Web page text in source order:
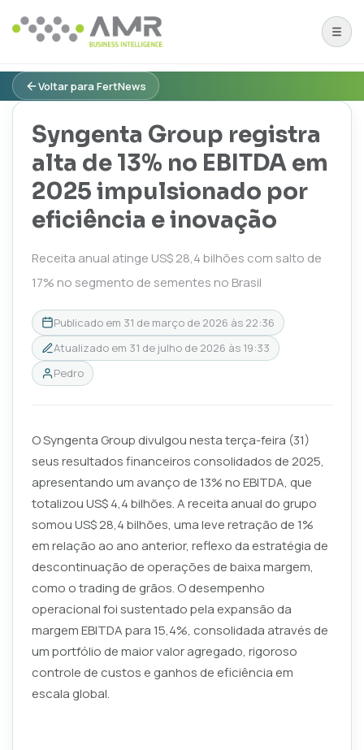
Voltar para FertNews
Syngenta Group registra
alta de 13% no EBITDA em
2025 impulsionado por
eficiência e inovação
Receita anual atinge US$ 28,4 bilhões com salto de
17% no segmento de sementes no Brasil
Publicado em 31 de março de 2026 às 22:36
Atualizado em 31 de julho de 2026 às 19:33
Pedro
O Syngenta Group divulgou nesta terça-feira (31)
seus resultados financeiros consolidados de 2025,
apresentando um avanço de 13% no EBITDA, que
totalizou US$ 4,4 bilhões. A receita anual do grupo
somou US$ 28,4 bilhões, uma leve retração de 1%
em relação ao ano anterior, reflexo da estratégia de
descontinuação de operações de baixa margem,
como o trading de grãos. O desempenho
operacional foi sustentado pela expansão da
margem EBITDA para 15,4%, consolidada através de
um portfólio de maior valor agregado, rigoroso
controle de custos e ganhos de eficiência em
escala global.